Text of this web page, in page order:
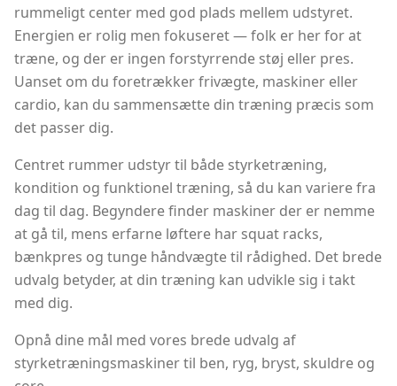
rummeligt center med god plads mellem udstyret.
Energien er rolig men fokuseret — folk er her for at
træne, og der er ingen forstyrrende støj eller pres.
Uanset om du foretrækker frivægte, maskiner eller
cardio, kan du sammensætte din træning præcis som
det passer dig.
Centret rummer udstyr til både styrketræning,
kondition og funktionel træning, så du kan variere fra
dag til dag. Begyndere finder maskiner der er nemme
at gå til, mens erfarne løftere har squat racks,
bænkpres og tunge håndvægte til rådighed. Det brede
udvalg betyder, at din træning kan udvikle sig i takt
med dig.
Opnå dine mål med vores brede udvalg af
styrketræningsmaskiner til ben, ryg, bryst, skuldre og